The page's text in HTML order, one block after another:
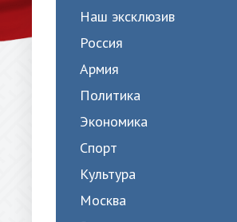
Наш эксклюзив
Россия
Армия
Политика
Экономика
Спорт
Культура
Москва